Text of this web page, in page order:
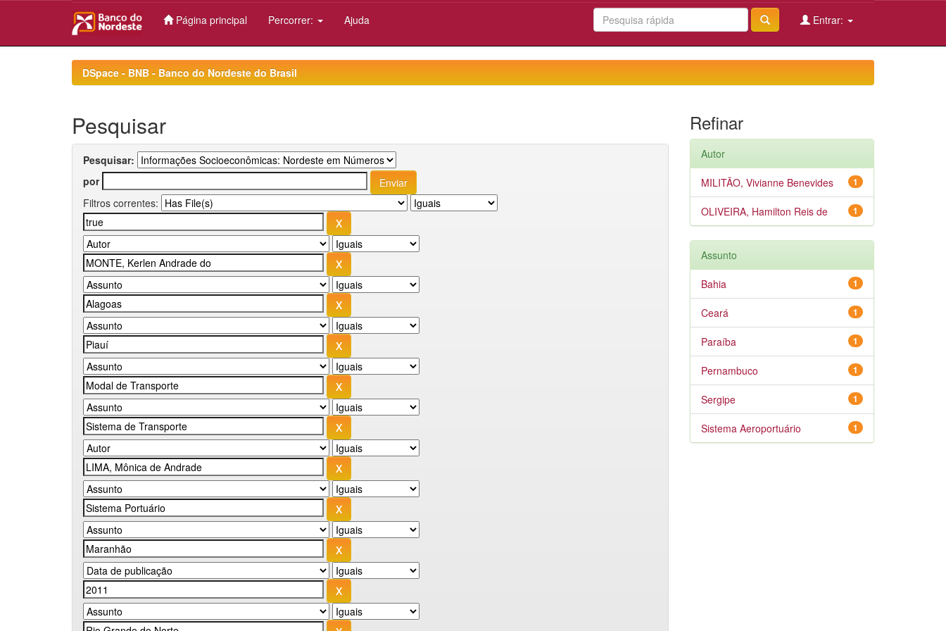
Página principal Percorrer: Ajuda Entrar:
DSpace - BNB - Banco do Nordeste do Brasil
Pesquisar
Pesquisar:
por
Filtros correntes:
Refinar
Autor
1
MILITÃO, Vivianne Benevides
1
OLIVEIRA, Hamilton Reis de
Assunto
1
Bahia
1
Ceará
1
Paraíba
1
Pernambuco
1
Sergipe
1
Sistema Aeroportuário